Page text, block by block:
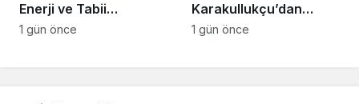
Enerji ve Tabii
Kaynaklar Bakanı
1 gün önce
Karakullukçu’dan
Sakarya Muşlular
1 gün önce